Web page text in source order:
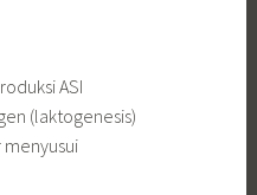
ASI
(laktogenesis)